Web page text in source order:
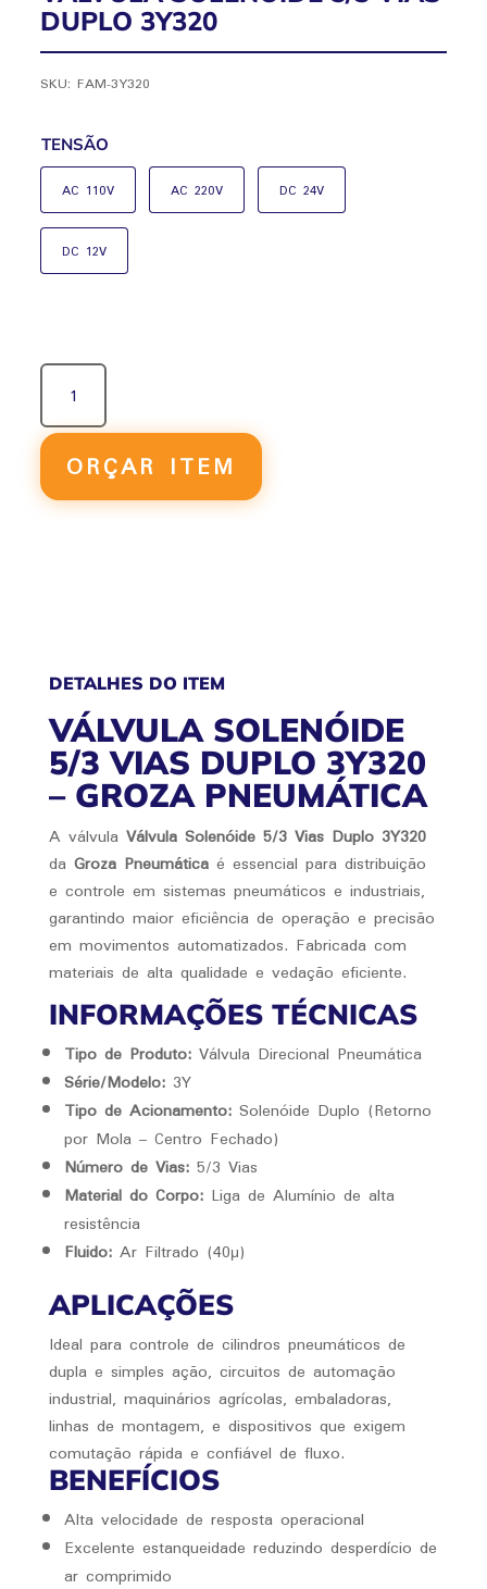
DUPLO 3Y320
SKU:FAM-3Y320
TENSÃO
AC 110V AC 220V DC 24V
DC 12V
VÁLVULA
SOLENÓIDE
5/3
VIAS
DUPLO
3Y320
ORÇAR ITEM
DETALHES DO ITEM
VÁLVULA SOLENÓIDE
5/3 VIAS DUPLO 3Y320
– GROZA PNEUMÁTICA
A válvula Válvula Solenóide 5/3 Vias Duplo 3Y320
da Groza Pneumáticaé essencial para distribuição
e controle em sistemas pneumáticos e industriais,
garantindo maior eficiência de operação e precisão
em movimentos automatizados. Fabricada com
materiais de alta qualidade e vedação eficiente.
INFORMAÇÕES TÉCNICAS
Tipo de Produto:Válvula Direcional Pneumática
Série/Modelo:3Y
Tipo de Acionamento:Solenóide Duplo (Retorno
por Mola – Centro Fechado)
Número de Vias:5/3 Vias
Material do Corpo:Liga de Alumínio de alta
resistência
Fluido:Ar Filtrado (40μ)
APLICAÇÕES
Ideal para controle de cilindros pneumáticos de
dupla e simples ação, circuitos de automação
industrial, maquinários agrícolas, embaladoras,
linhas de montagem, e dispositivos que exigem
comutação rápida e confiável de fluxo.
BENEFÍCIOS
Alta velocidade de resposta operacional
Excelente estanqueidade reduzindo desperdício de
ar comprimido